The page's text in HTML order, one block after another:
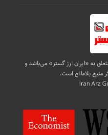
به «ایران ارز گستر» می‌باشد و
منبع بلامانع است.
Iran Arz